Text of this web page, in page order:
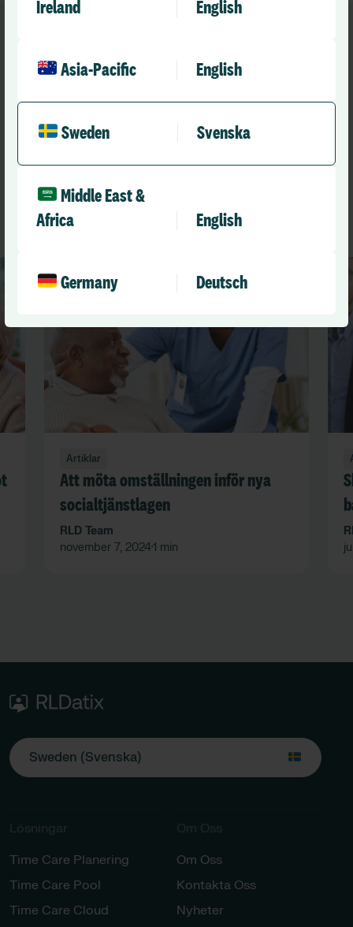
Ireland English
Asia-Pacific English
Sweden Svenska
Middle East &
Africa
English
Germany Deutsch
Rekomenderat för dig
Fler avsnitt av
Bemanningspodden
See All Resources
Artiklar
Att möta omställningen inför nya
socialtjänstlagen
RLD Team
november 7, 2024•1 min
Sweden (Svenska)
Lösningar​​
Time Care Planering
Time Care Pool
Time Care Cloud
Om Oss
Om Oss
Kontakta Oss
Nyheter